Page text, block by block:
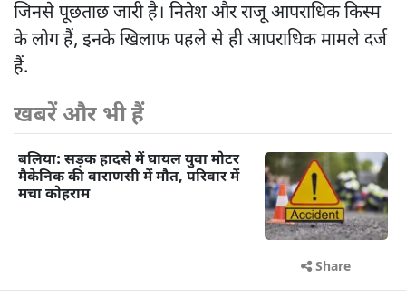
जिनसे पूछताछ जारी है। नितेश और राजू आपराधिक किस्म
के लोग हैं, इनके खिलाफ पहले से ही आपराधिक मामले दर्ज
हैं.
खबरें और भी हैं
बलिया: सड़क हादसे में घायल युवा मोटर
मैकेनिक की वाराणसी में मौत, परिवार में
मचा कोहराम
Share